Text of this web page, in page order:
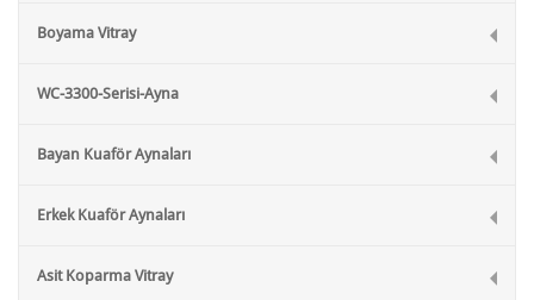
Boyama Vitray
WC-3300-Serisi-Ayna
Bayan Kuaför Aynaları
Erkek Kuaför Aynaları
Asit Koparma Vitray